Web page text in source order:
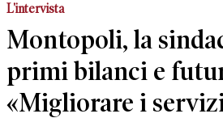
L'intervista
Montopoli, la
primi bilanci e
«Migliorare i